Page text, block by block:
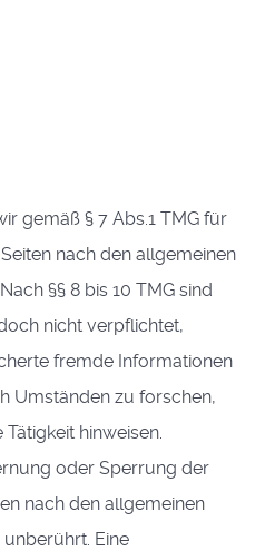
gemäß § 7 Abs.1 TMG für
nach den allgemeinen
§§ 8 bis 10 TMG sind
nicht verpflichtet,
fremde Informationen
Umständen zu forschen,
hinweisen.
oder Sperrung der
nach den allgemeinen
Eine